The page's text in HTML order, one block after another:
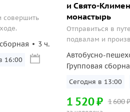
совершить
3 ч.
16:00
и Свято-
монастырь
Отправиться в
подвалам и
Автобусно-
Групповая
Завтра в 13:00
1600₽
1 520₽